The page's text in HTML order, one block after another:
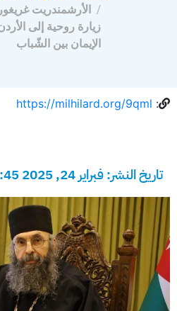
الأرشمندريت
زيارة روحية إلى
الإيمان بين الشّباب
:
https://milhilard.org/9qml
تاريخ النشر: فبراير 24, 2025 3:45 م